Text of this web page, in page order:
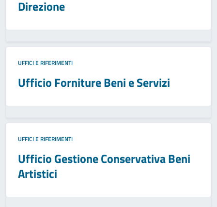
Direzione
UFFICI E RIFERIMENTI
Ufficio Forniture Beni e Servizi
UFFICI E RIFERIMENTI
Ufficio Gestione Conservativa Beni
Artistici